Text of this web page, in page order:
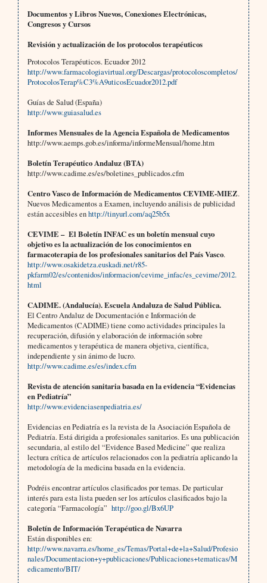
Documentos y Libros Nuevos, Conexiones Electrónicas,
Congresos y Cursos
Revisión y actualización de los protocolos terapéuticos
Protocolos Terapéuticos. Ecuador 2012
http://www.farmacologiavirtual.org/Descargas/protocoloscompletos/
ProtocolosTerap%C3%A9uticosEcuador2012.pdf
Guías de Salud (España)
http://www.guiasalud.es
Informes Mensuales de la Agencia Española de Medicamentos
http://www.aemps.gob.es/informa/informeMensual/home.htm
Boletín Terapéutico Andaluz (BTA)
http://www.cadime.es/es/boletines_publicados.cfm
Centro Vasco de Información de Medicamentos CEVIME-MIEZ.
Nuevos Medicamentos a Examen, incluyendo análisis de publicidad
están accesibles enhttp://tinyurl.com/aq25b5x
CEVIME – El Boletín INFAC es un boletín mensual cuyo
objetivo es la actualización de los conocimientos en
farmacoterapia de los profesionales sanitarios del País Vasco.
http://www.osakidetza.euskadi.net/r85-
pkfarm02/es/contenidos/informacion/cevime_infac/es_cevime/2012.
html
CADIME. (Andalucía). Escuela Andaluza de Salud Pública.
El Centro Andaluz de Documentación e Información de
Medicamentos (CADIME) tiene como actividades principales la
recuperación, difusión y elaboración de información sobre
medicamentos y terapéutica de manera objetiva, científica,
independiente y sin ánimo de lucro.
http://www.cadime.es/es/index.cfm
Revista de atención sanitaria basada en la evidencia “Evidencias
en Pediatría”
http://www.evidenciasenpediatria.es/
Evidencias en Pediatría es la revista de la Asociación Española de
Pediatría. Está dirigida a profesionales sanitarios. Es una publicación
secundaria, al estilo del “Evidence Based Medicine” que realiza
lectura crítica de artículos relacionados con la pediatría aplicando la
metodología de la medicina basada en la evidencia.
Podréis encontrar artículos clasificados por temas. De particular
interés para esta lista pueden ser los artículos clasificados bajo la
categoría “Farmacología” http://goo.gl/Bx6UP
Boletín de Información Terapéutica de Navarra
Están disponibles en:
http://www.navarra.es/home_es/Temas/Portal+de+la+Salud/Profesio
nales/Documentacion+y+publicaciones/Publicaciones+tematicas/M
edicamento/BIT/